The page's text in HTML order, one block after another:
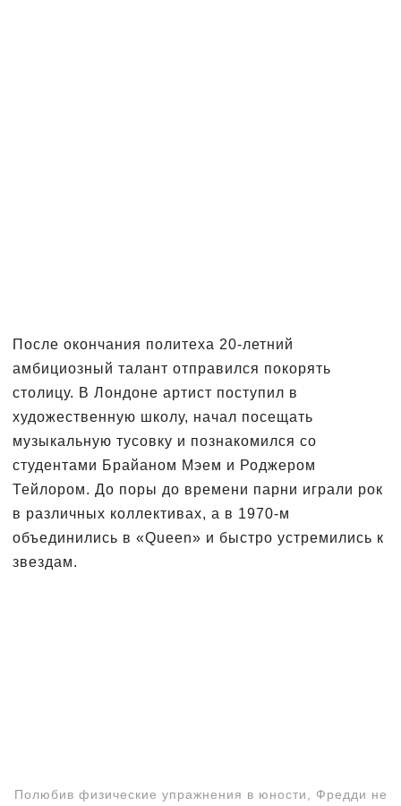
После окончания политеха 20-летний
амбициозный талант отправился покорять
столицу. В Лондоне артист поступил в
художественную школу, начал посещать
музыкальную тусовку и познакомился со
студентами Брайаном Мэем и Роджером
Тейлором. До поры до времени парни играли рок
в различных коллективах, а в 1970-м
объединились в «Queen» и быстро устремились к
звездам.
Полюбив физические упражнения в юности, Фредди не